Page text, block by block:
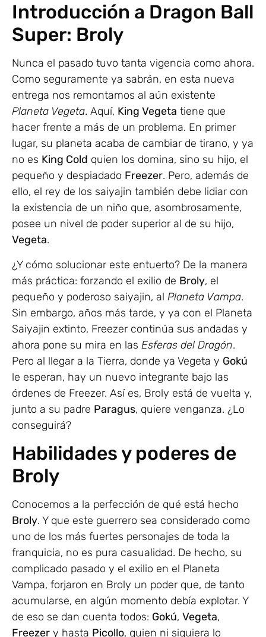
Introducción a Dragon Ball
Super: Broly
Nunca el pasado tuvo tanta vigencia como ahora.
Como seguramente ya sabrán, en esta nueva
entrega nos remontamos al aún existente
Planeta Vegeta. Aquí, King Vegeta tiene que
hacer frente a más de un problema. En primer
lugar, su planeta acaba de cambiar de tirano, y ya
no es King Cold quien los domina, sino su hijo, el
pequeño y despiadado Freezer. Pero, además de
ello, el rey de los saiyajin también debe lidiar con
la existencia de un niño que, asombrosamente,
posee un nivel de poder superior al de su hijo,
Vegeta.
¿Y cómo solucionar este entuerto? De la manera
más práctica: forzando el exilio de Broly, el
pequeño y poderoso saiyajin, al Planeta Vampa.
Sin embargo, años más tarde, y ya con el Planeta
Saiyajin extinto, Freezer continúa sus andadas y
ahora pone su mira en las Esferas del Dragón.
Pero al llegar a la Tierra, donde ya Vegeta y Gokú
le esperan, hay un nuevo integrante bajo las
órdenes de Freezer. Así es, Broly está de vuelta y,
junto a su padre Paragus, quiere venganza. ¿Lo
conseguirá?
Habilidades y poderes de
Broly
Conocemos a la perfección de qué está hecho
Broly. Y que este guerrero sea considerado como
uno de los más fuertes personajes de toda la
franquicia, no es pura casualidad. De hecho, su
complicado pasado y el exilio en el Planeta
Vampa, forjaron en Broly un poder que, de tanto
acumularse, en algún momento debía explotar. Y
de eso se dan cuenta todos: Gokú, Vegeta,
Freezer y hasta Picollo, quien ni siquiera lo